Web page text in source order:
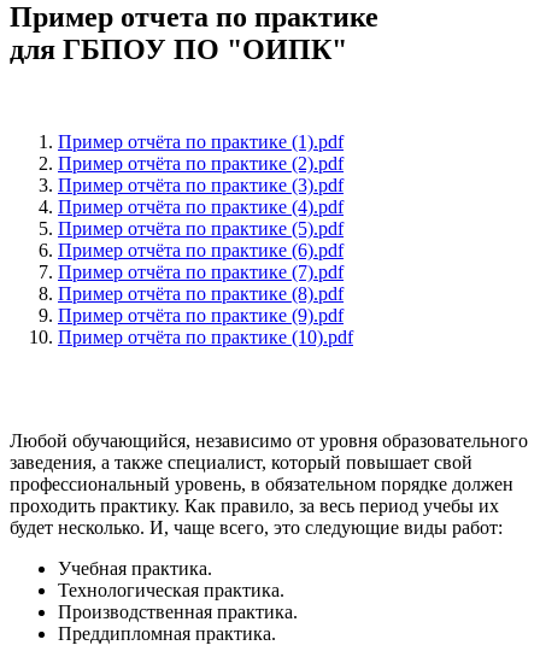
Пример отчета по практике
для ГБПОУ ПО "ОИПК"
Пример отчёта по практике (1).pdf
Пример отчёта по практике (2).pdf
Пример отчёта по практике (3).pdf
Пример отчёта по практике (4).pdf
Пример отчёта по практике (5).pdf
Пример отчёта по практике (6).pdf
Пример отчёта по практике (7).pdf
Пример отчёта по практике (8).pdf
Пример отчёта по практике (9).pdf
Пример отчёта по практике (10).pdf
Любой обучающийся, независимо от уровня образовательного
заведения, а также специалист, который повышает свой
профессиональный уровень, в обязательном порядке должен
проходить практику. Как правило, за весь период учебы их
будет несколько. И, чаще всего, это следующие виды работ:
Учебная практика.
Технологическая практика.
Производственная практика.
Преддипломная практика.